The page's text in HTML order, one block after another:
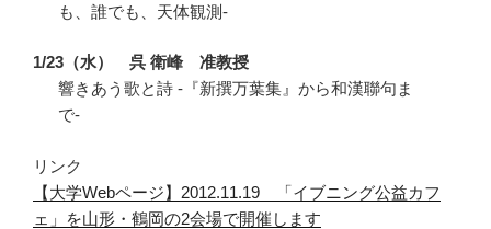
も、誰でも、天体観測-
1/23（水） 呉 衛峰 准教授
響きあう歌と詩 -『新撰万葉集』から和漢聯句ま
で-
リンク
【大学Webページ】2012.11.19 「イブニング公益カフ
ェ」を山形・鶴岡の2会場で開催します